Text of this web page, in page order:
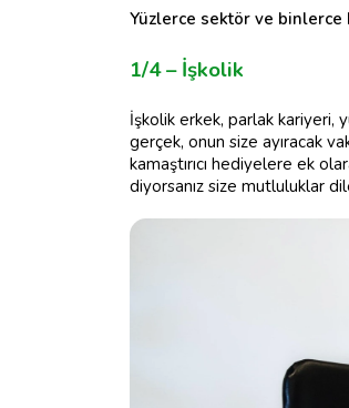
Yüzlerce sektör ve binlerce
1/4 – İşkolik
İşkolik erkek, parlak kariyeri,
gerçek, onun size ayıracak
kamaştırıcı hediyelere ek
diyorsanız size mutluluklar